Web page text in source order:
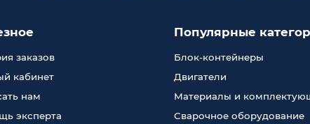
заказов
кабинет
нам
эксперта
Популярные
Блок-контейнеры
Двигатели
Материалы и
Сварочное оборудование